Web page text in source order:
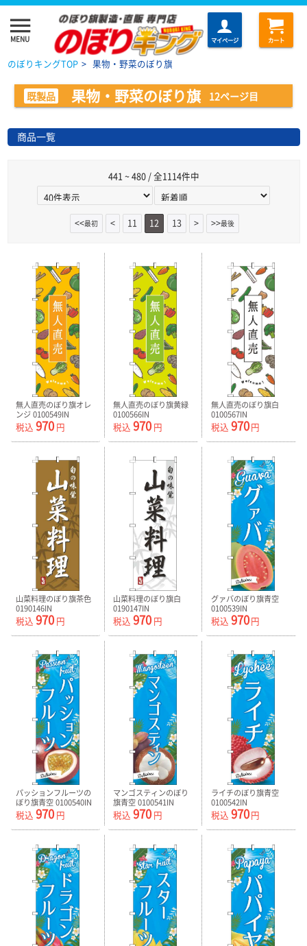
menu
MENU マイページ カート
のぼりキングTOP > 果物・野菜のぼり旗
既製品 果物・野菜のぼり旗 12ページ目
商品一覧
441 ~ 480 / 全1114件中
<<最初 < 11 12 13 > >>最後
無人直売のぼり旗オレ
ンジ 0100549IN
税込 970 円
無人直売のぼり旗黄緑
0100566IN
税込 970円
無人直売のぼり旗白
0100567IN
税込 970円
山菜料理のぼり旗茶色
0190146IN
税込 970 円
山菜料理のぼり旗白
0190147IN
税込 970円
グァバのぼり旗青空
0100539IN
税込 970円
パッションフルーツの
ぼり旗青空 0100540IN
税込 970 円
マンゴスティンのぼり
旗青空 0100541IN
税込 970円
ライチのぼり旗青空
0100542IN
税込 970円